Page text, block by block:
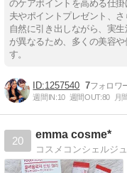
のケアポイントを高める仕
夫やポイントプレゼント、
自然に引き出しながら、実
が異なるため、多くの美容
す。
1257540 7
週間IN:10 週間OUT:80 月
20
emma cosme*